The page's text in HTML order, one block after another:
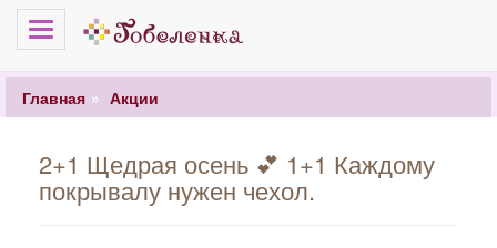
Меню
Главная Акции
2+1 Щедрая осень 💕 1+1 Каждому
покрывалу нужен чехол.